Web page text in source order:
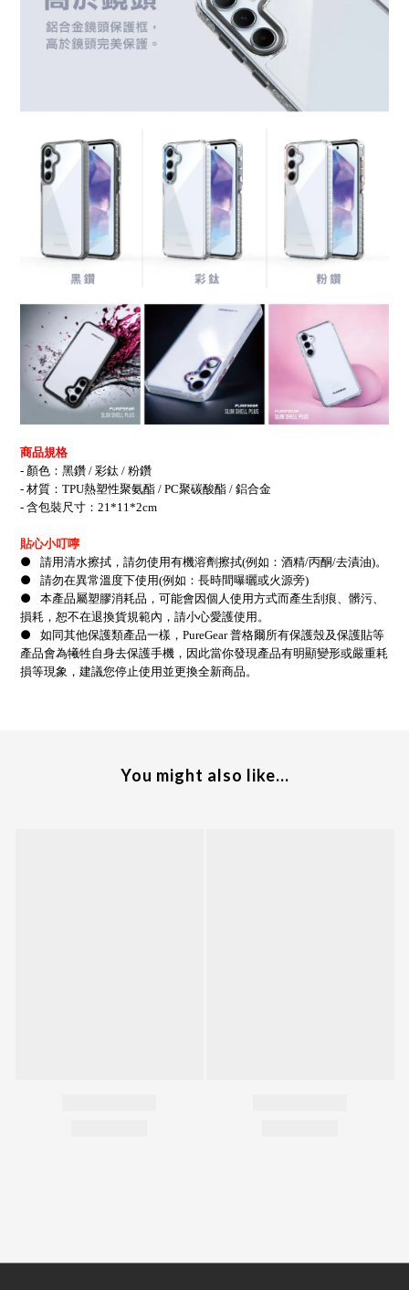
商品規格
- 顏色：黑鑽 / 彩鈦 / 粉鑽
- 材質：TPU熱塑性聚氨酯 / PC聚碳酸酯 / 鋁合金
- 含包裝尺寸：21 *11*2cm
貼心小叮嚀
●
請用清水擦拭，請勿使用有機溶劑擦拭(例如：酒精/丙酮/去漬油)。
● 請勿在異常溫度下使用(例如：長時間曝曬或火源旁)
●
本產品屬塑膠消耗品，可能會因個人使用方式而產生刮痕、髒污、
損耗，恕不在退換貨規範內，請小心愛護使用。
●
如同其他保護類產品一樣，PureGear 普格爾所有保護殼及保護貼等
產品會為犧牲自身去保護手機，因此當你發現產品有明顯變形或嚴重耗
損等現象，建議您停止使用並更換全新商品。
You might also like...